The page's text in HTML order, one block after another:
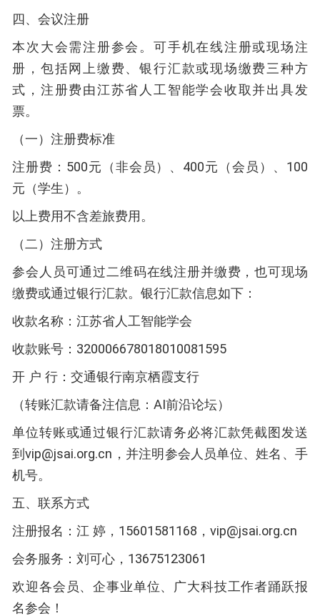
四、会议注册
本次大会需注册参会。可手机在线注册或现场注
册，包括网上缴费、银行汇款或现场缴费三种方
式，注册费由江苏省人工智能学会收取并出具发
票。
（一）注册费标准
注册费：500元（非会员）、400元（会员）、100
元（学生）。
以上费用不含差旅费用。
（二）注册方式
参会人员可通过二维码在线注册并缴费，也可现场
缴费或通过银行汇款。银行汇款信息如下：
收款名称：江苏省人工智能学会
收款账号：320006678018010081595
开 户 行：交通银行南京栖霞支行
（转账汇款请备注信息：AI前沿论坛）
单位转账或通过银行汇款请务必将汇款凭截图发送
到vip@jsai.org.cn，并注明参会人员单位、姓名、手
机号。
五、联系方式
注册报名：江 婷，15601581168，vip@jsai.org.cn
会务服务：刘可心，13675123061
欢迎各会员、企事业单位、广大科技工作者踊跃报
名参会！